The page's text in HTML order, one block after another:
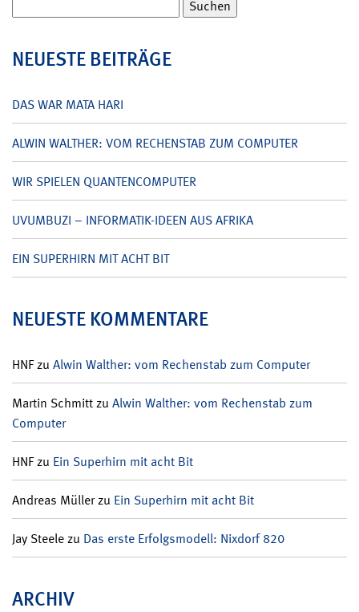
nach:
NEUESTE BEITRÄGE
DAS WAR MATA HARI
ALWIN WALTHER: VOM RECHENSTAB ZUM COMPUTER
WIR SPIELEN QUANTENCOMPUTER
UVUMBUZI – INFORMATIK-IDEEN AUS AFRIKA
EIN SUPERHIRN MIT ACHT BIT
NEUESTE KOMMENTARE
HNFzu Alwin Walther: vom Rechenstab zum Computer
Martin Schmittzu Alwin Walther: vom Rechenstab zum
Computer
HNFzu Ein Superhirn mit acht Bit
Andreas Müllerzu Ein Superhirn mit acht Bit
Jay Steelezu Das erste Erfolgsmodell: Nixdorf 820
ARCHIV